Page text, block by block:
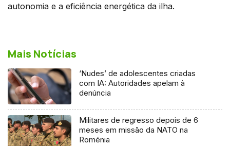
autonomia e a eficiência energética da ilha.
Mais Notícias
‘Nudes’ de adolescentes criadas
com IA: Autoridades apelam à
denúncia
Militares de regresso depois de 6
meses em missão da NATO na
Roménia